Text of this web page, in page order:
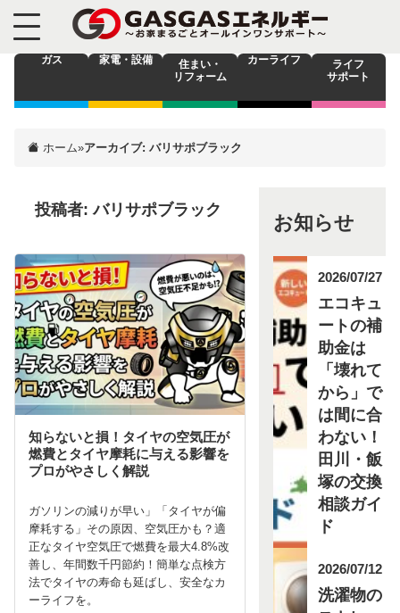
ガス 家電・設備
住まい・
リフォーム
カーライフ
ライフ
サポート
ホーム»アーカイブ: バリサポブラック
投稿者:バリサポブラック
知らないと損！タイヤの空気圧が
燃費とタイヤ摩耗に与える影響を
プロがやさしく解説
ガソリンの減りが早い」「タイヤが偏
摩耗する」その原因、空気圧かも？適
正なタイヤ空気圧で燃費を最大4.8%改
善し、年間数千円節約！簡単な点検方
法でタイヤの寿命も延ばし、安全なカ
ーライフを。
お知らせ
2026/07/27
エコキュ
ートの補
助金は
「壊れて
から」で
は間に合
わない！
田川・飯
塚の交換
相談ガイ
ド
2026/07/12
洗濯物の